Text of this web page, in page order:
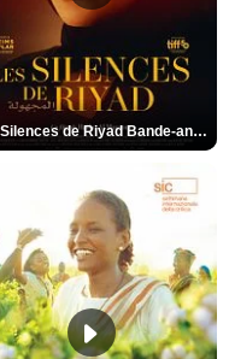
Les Silences de Riyad Bande-annonce VO STFR